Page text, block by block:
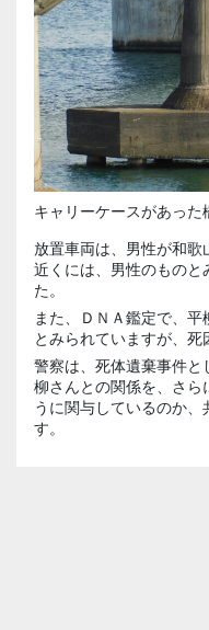
キャリーケースがあった
放置車両は、男性が和
近くには、男性のものと
た。
また、ＤＮＡ鑑定で、
とみられていますが、死
警察は、死体遺棄事件
柳さんとの関係を、さら
うに関与しているのか
す。